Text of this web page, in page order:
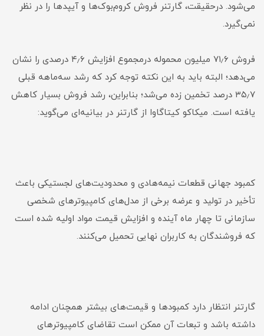
می‌شود. درحقیقت، گارتنر فروش کروم‌بوک‌ها و آیپدها را در نظر
نمی‌گیرد.
فروش ۷۱٫۶ میلیون محموله درمجموع افزایش ۴٫۶ درصدی را نشان
می‌دهد؛ البته باید به این نکته توجه کرد که رشد سه‌ماهه قبلی
۳۵٫۷ درصد تخمین زده می‌شد؛ بنابراین، رشد فروش بسیار کاهش
یافته است. میکاکو کیتاگاوا از گارتنر در بیانیه‌ای می‌گوید:
کمبود جهانی قطعات نیمه‌هادی و محدودیت‌های لجستیکی باعث
تأخیر در تولید و عرضه برخی از مدل‌های کامپیوتر‌های شخصی
سازمانی تا چهار ماه آینده و افزایش قیمت‌ مواد اولیه شده است
که فروشندگان به کاربران نهایی تحمیل می‌کنند.
گارتنر انتظار دارد کمبودها و قیمت‌های بیشتر همچنان ادامه
داشته باشد و تبعات آن ممکن است تقاضای کامپیوتر‌های